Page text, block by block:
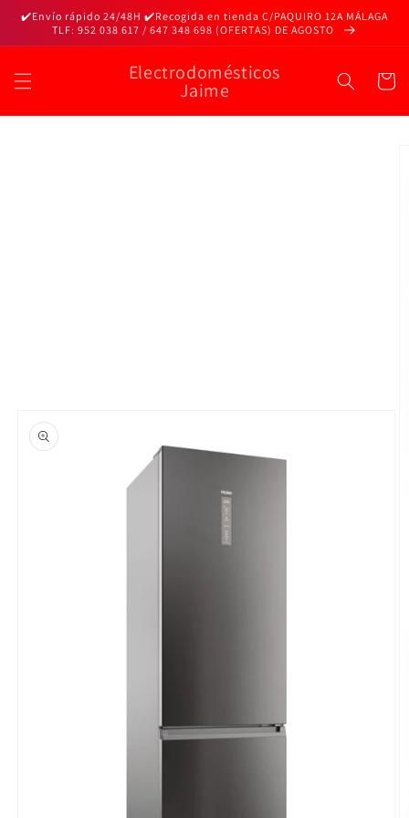
directamente
al contenido
✔️Envío rápido 24/48H ✔️Recogida en tienda C/PAQUIRO 12A MÁLAGA
TLF: 952 038 617 / 647 348 698 (OFERTAS) DE AGOSTO
Electrodomésticos
Jaime Carrito